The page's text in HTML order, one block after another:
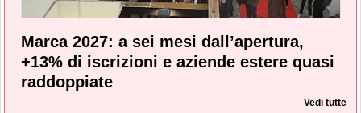
Marca 2027: a sei mesi dall’apertura,
+13% di iscrizioni e aziende estere quasi
raddoppiate
Vedi tutte